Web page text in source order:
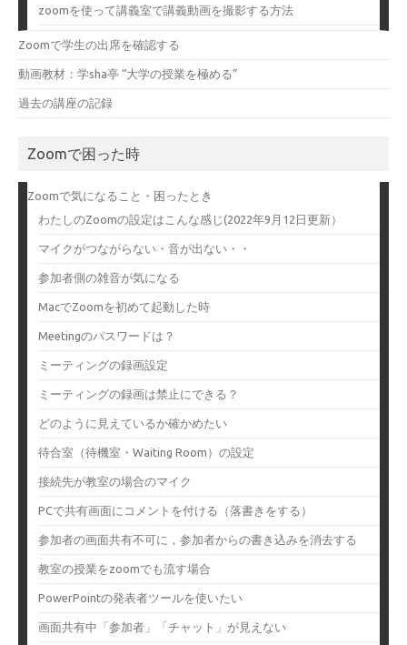
zoomを使って講義室で講義動画を撮影する方法
Zoomで学生の出席を確認する
動画教材：学sha亭 “大学の授業を極める”
過去の講座の記録
Zoomで困った時
Zoomで気になること・困ったとき
わたしのZoomの設定はこんな感じ(2022年9月12日更新）
マイクがつながらない・音が出ない・・
参加者側の雑音が気になる
MacでZoomを初めて起動した時
Meetingのパスワードは？
ミーティングの録画設定
ミーティングの録画は禁止にできる？
どのように見えているか確かめたい
待合室（待機室・Waiting Room）の設定
接続先が教室の場合のマイク
PCで共有画面にコメントを付ける（落書きをする）
参加者の画面共有不可に，参加者からの書き込みを消去する
教室の授業をzoomでも流す場合
PowerPointの発表者ツールを使いたい
画面共有中「参加者」「チャット」が見えない